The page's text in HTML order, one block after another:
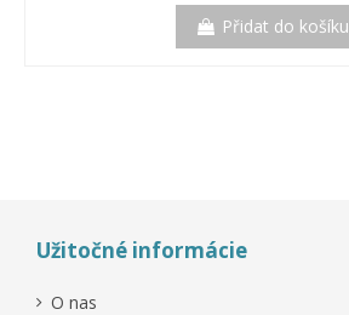
Přidat do košíku
Užitočné informácie
O nas